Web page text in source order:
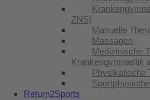
ZNS)
Manuelle
Massagen
Medizinische
Krankengymnastik
Physikalische
Return2Sports